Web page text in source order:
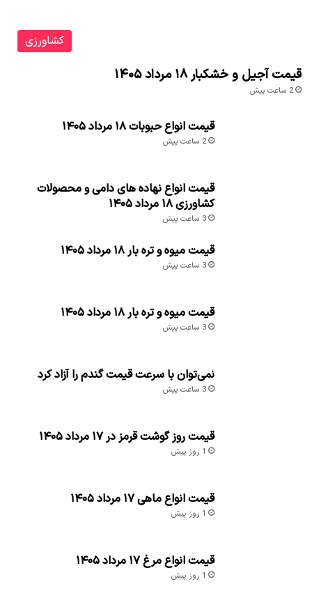
کشاورزی
قیمت آجیل و خشکبار ۱۸ مرداد ۱۴۰۵
2 ساعت پیش
قیمت انواع حبوبات ۱۸ مرداد ۱۴۰۵
2 ساعت پیش
قیمت انواع نهاده های دامی و محصولات
کشاورزی ۱۸ مرداد ۱۴۰۵
3 ساعت پیش
قیمت میوه و تره بار ۱۸ مرداد ۱۴۰۵
3 ساعت پیش
قیمت میوه و تره بار ۱۸ مرداد ۱۴۰۵
3 ساعت پیش
نمی‌توان با سرعت قیمت گندم را آزاد کرد
3 ساعت پیش
قیمت روز گوشت قرمز در ۱۷ مرداد ۱۴۰۵
1 روز پیش
قیمت انواع ماهی ۱۷ مرداد ۱۴۰۵
1 روز پیش
قیمت انواع مرغ ۱۷ مرداد ۱۴۰۵
1 روز پیش